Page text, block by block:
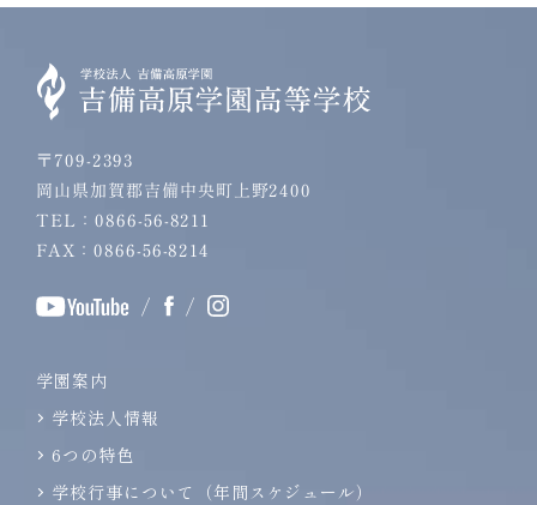
〒709-2393
岡山県加賀郡吉備中央町上野2400
TEL：0866-56-8211
FAX：0866-56-8214
/ /
学園案内
学校法人情報
6つの特色
学校行事について（年間スケジュール）